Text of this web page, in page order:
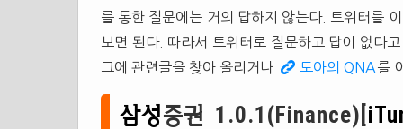
를 통한 질문에는 거의 답하지 않는다. 트위터를
보면 된다. 따라서 트위터로 질문하고 답이 없다
그에 관련글을 찾아 올리거나
도아의 QNA를
삼성증권 1.0.1(Finance)[